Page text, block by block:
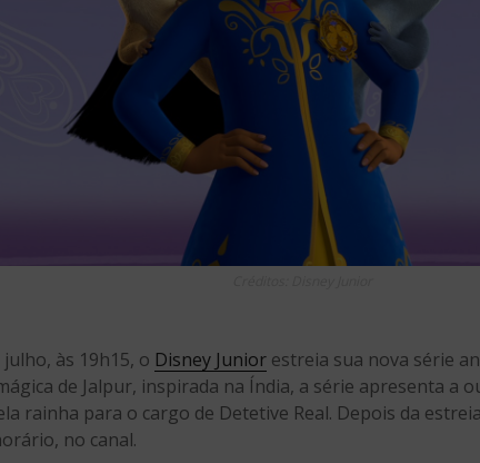
às 19h15, o Disney Junior estreia sua nova série
de Jalpur, inspirada na Índia, a série apresenta a
rainha para o cargo de Detetive Real. Depois da
no canal.